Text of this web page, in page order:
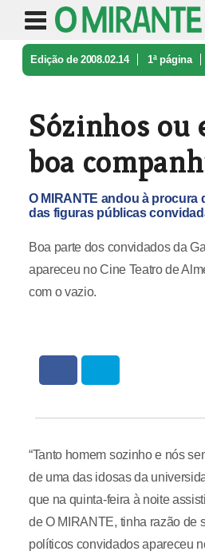
Edição de 2008.02.14 1ª página
Sózinhos ou
boa
O MIRANTE andou à procura
das figuras públicas
Boa parte dos convidados da
apareceu no Cine Teatro de
com o vazio.
“Tanto homem sozinho e nós
de uma das idosas da
que na quinta-feira à noite
de O MIRANTE, tinha razão de
políticos convidados apareceu